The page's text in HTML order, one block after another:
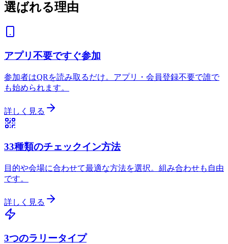
選ばれる理由
アプリ不要ですぐ参加
参加者はQRを読み取るだけ。アプリ・会員登録不要で誰で
も始められます。
詳しく見る
33種類のチェックイン方法
目的や会場に合わせて最適な方法を選択。組み合わせも自由
です。
詳しく見る
3つのラリータイプ